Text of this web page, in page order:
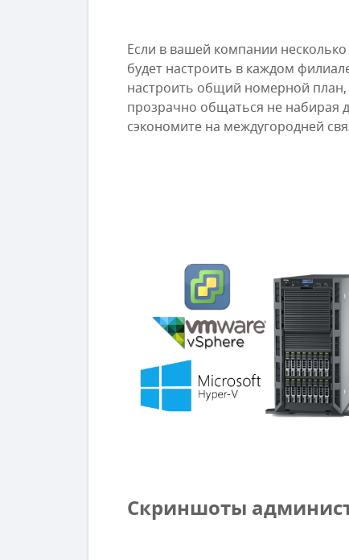
Если в вашей компании
будет настроить в каждом
настроить общий номерной план,
прозрачно общаться не набирая
сэкономите на междугородней
Скриншоты